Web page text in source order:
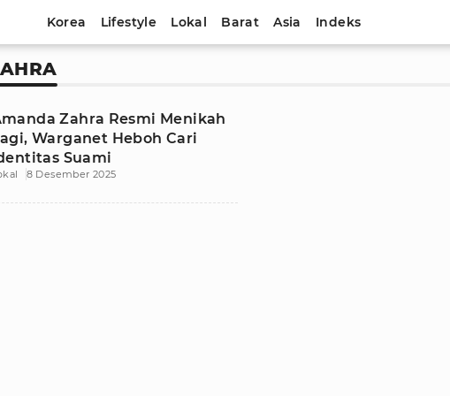
Korea Lifestyle Lokal Barat Asia Indeks
Zahra Resmi Menikah
Warganet Heboh Cari
Suami
8 Desember 2025